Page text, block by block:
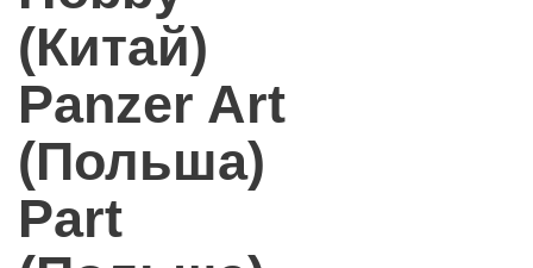
(Китай)
Panzer Art
(Польша)
Part